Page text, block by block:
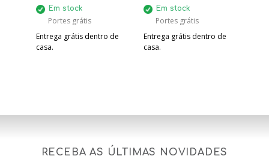
Em stock
Portes grátis
Entrega grátis dentro de
casa.
Em stock
Portes grátis
Entrega grátis dentro de
casa.
RECEBA AS ÚLTIMAS NOVIDADES